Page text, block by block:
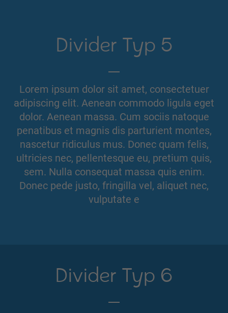
Divider Typ 5
Lorem ipsum dolor sit amet, consectetuer
adipiscing elit. Aenean commodo ligula eget
dolor. Aenean massa. Cum sociis natoque
penatibus et magnis dis parturient montes,
nascetur ridiculus mus. Donec quam felis,
ultricies nec, pellentesque eu, pretium quis,
sem. Nulla consequat massa quis enim.
Donec pede justo, fringilla vel, aliquet nec,
vulputate e
Divider Typ 6